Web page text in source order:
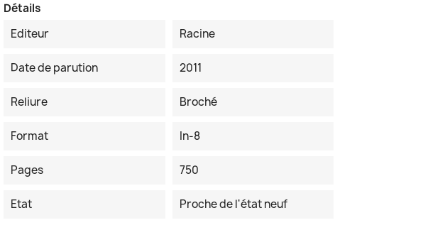
Détails
Editeur
Racine
Date de parution 2011
Reliure Broché
Format In-8
Pages 750
Etat Proche de l'état neuf